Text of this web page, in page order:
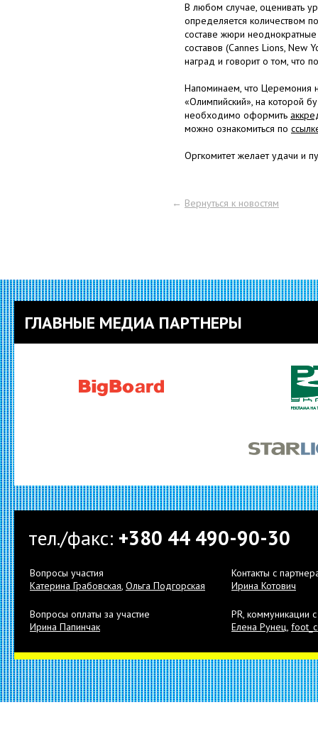
В любом случае, оценивать
определяется количеством
составе жюри
составов (Cannes Lions, New
наград и говорит о том, что
Напоминаем, что Церемония
«Олимпийский», на которой
необходимо оформить
можно ознакомиться по
Оргкомитет желает удачи и
← Вернуться к новостям
ГЛАВНЫЕ МЕДИА ПАРТНЕРЫ
тел./факс: +380 44 490-90-30
Вопросы участия
Катерина Грабовская, Ольга Подгорская
Контакты с
Ирина Котович
Вопросы оплаты за участие
Ирина Папинчак
PR, коммуникации
Елена Рунец,